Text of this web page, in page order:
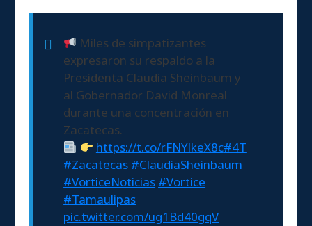
Miles de simpatizantes
expresaron su respaldo a la
Presidenta Claudia Sheinbaum y
al Gobernador David Monreal
durante una concentración en
Zacatecas.
https://t.co/rFNYlkeX8c#4T
#Zacatecas #ClaudiaSheinbaum
#VorticeNoticias #Vortice
#Tamaulipas
pic.twitter.com/ug1Bd40gqV